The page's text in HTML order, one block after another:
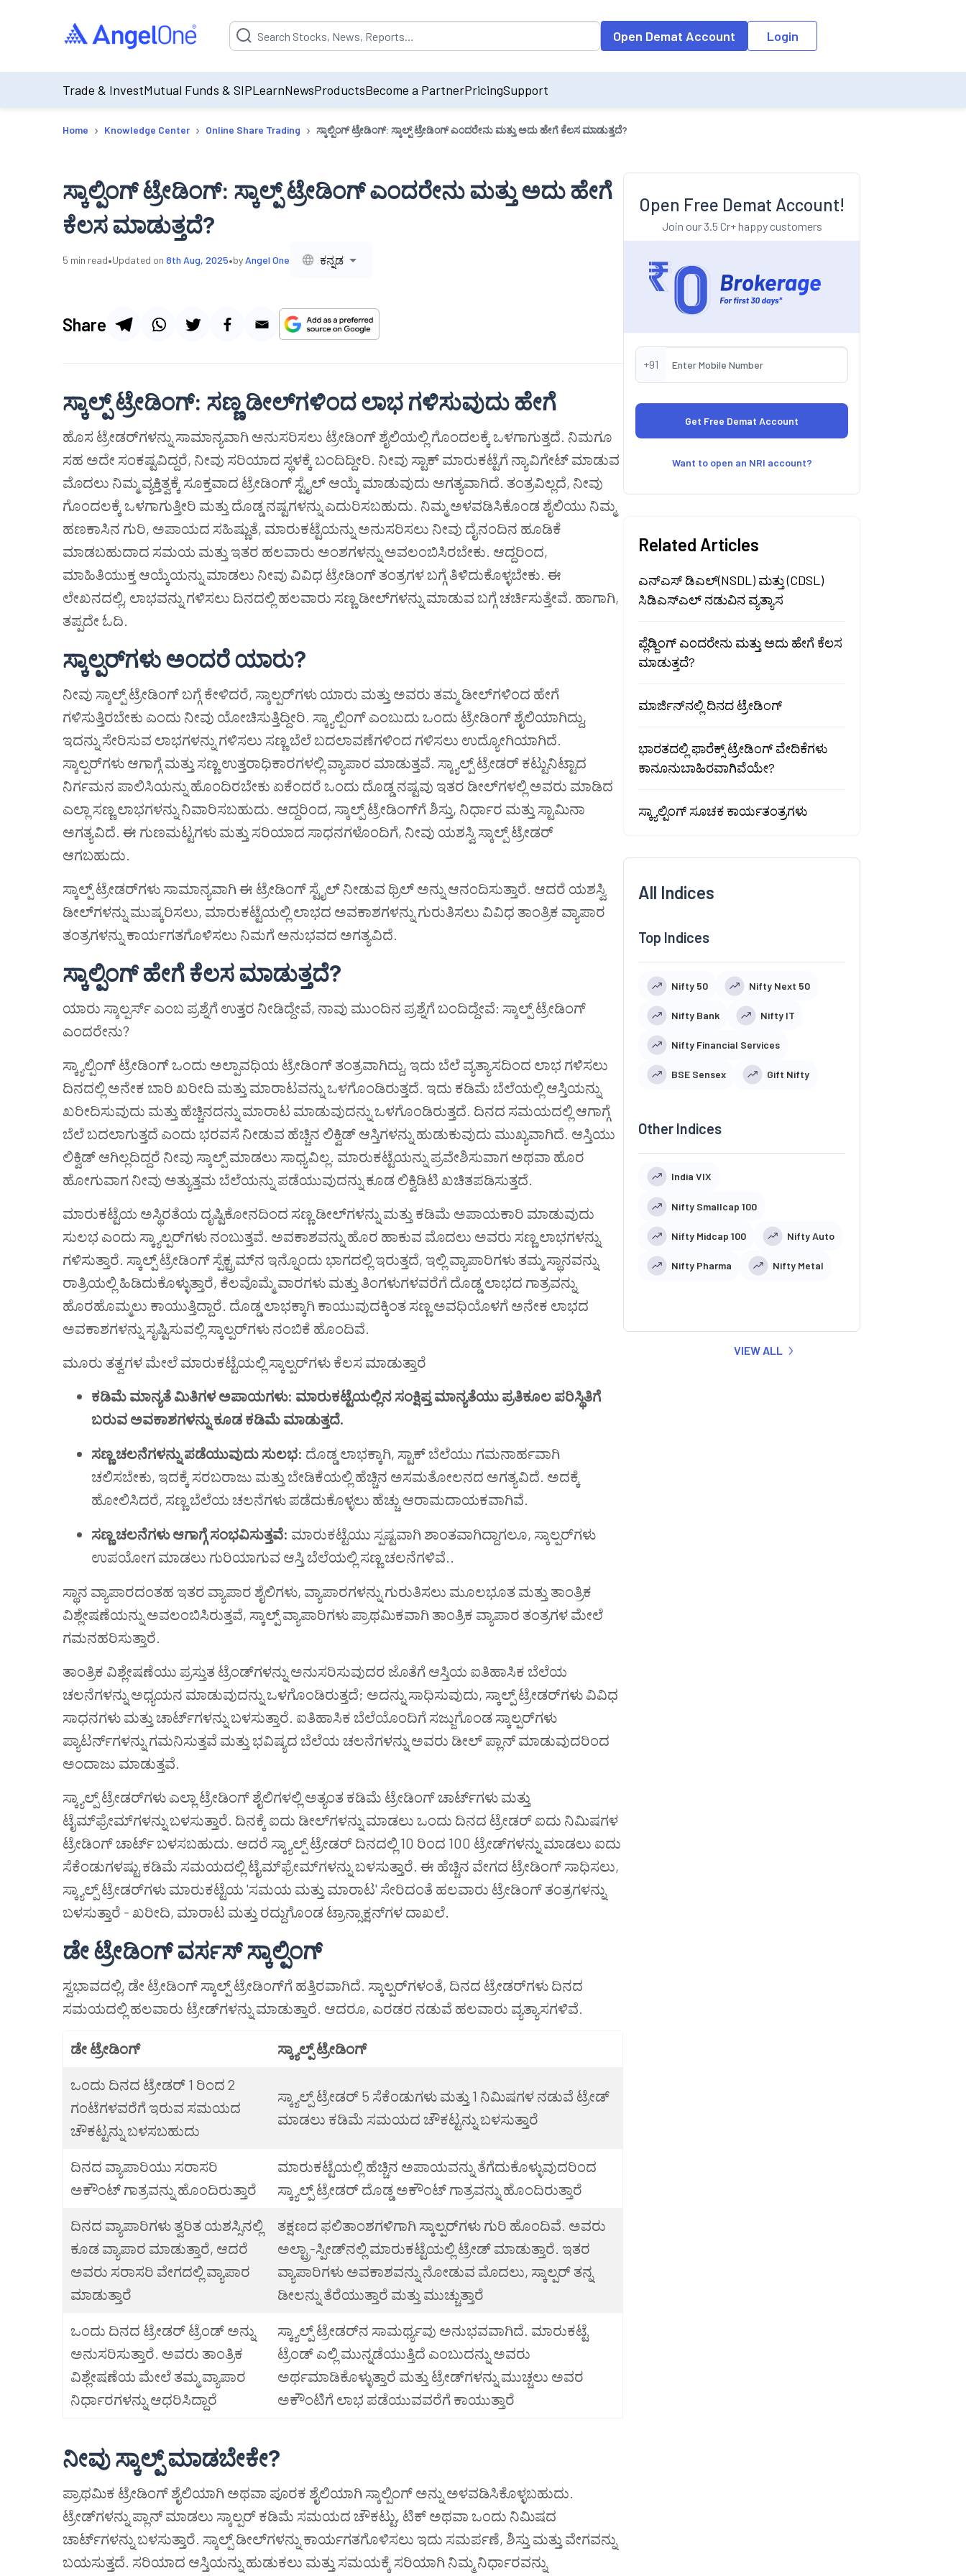
Suggestion will be populated by default on accessing the input field. On entering data into the input field, the suggestion list will be updated as per the
Open Demat Account Login
Trade & InvestMutual Funds & SIPLearnNewsProductsBecome a PartnerPricingSupport
Home › Knowledge Center › Online Share Trading › ಸ್ಕಾಲ್ಪಿಂಗ್ ಟ್ರೇಡಿಂಗ್: ಸ್ಕಾಲ್ಪ್ ಟ್ರೇಡಿಂಗ್ ಎಂದರೇನು ಮತ್ತು ಅದು ಹೇಗೆ ಕೆಲಸ ಮಾಡುತ್ತದೆ?
ಸ್ಕಾಲ್ಪಿಂಗ್ ಟ್ರೇಡಿಂಗ್: ಸ್ಕಾಲ್ಪ್ ಟ್ರೇಡಿಂಗ್ ಎಂದರೇನು ಮತ್ತು ಅದು ಹೇಗೆ
ಕೆಲಸ ಮಾಡುತ್ತದೆ?
5 min read•Updated on 8th Aug, 2025•by Angel One ಕನ್ನಡ
Share
ಸ್ಕಾಲ್ಪ್ಟ್ರೇಡಿಂಗ್: ಸಣ್ಣಡೀಲ್ಗಳಿಂದಲಾಭ ಗಳಿಸುವುದುಹೇಗೆ
ಹೊಸ ಟ್ರೇಡರ್‌ಗಳನ್ನು ಸಾಮಾನ್ಯವಾಗಿ ಅನುಸರಿಸಲು ಟ್ರೇಡಿಂಗ್ ಶೈಲಿಯಲ್ಲಿ ಗೊಂದಲಕ್ಕೆ ಒಳಗಾಗುತ್ತದೆ. ನಿಮಗೂ
ಸಹ ಅದೇ ಸಂಕಷ್ಟವಿದ್ದರೆ, ನೀವು ಸರಿಯಾದ ಸ್ಥಳಕ್ಕೆ ಬಂದಿದ್ದೀರಿ. ನೀವು ಸ್ಟಾಕ್ ಮಾರುಕಟ್ಟೆಗೆ ನ್ಯಾವಿಗೇಟ್ ಮಾಡುವ
ಮೊದಲು ನಿಮ್ಮ ವ್ಯಕ್ತಿತ್ವಕ್ಕೆ ಸೂಕ್ತವಾದ ಟ್ರೇಡಿಂಗ್ ಸ್ಟೈಲ್ ಆಯ್ಕೆ ಮಾಡುವುದು ಅಗತ್ಯವಾಗಿದೆ. ತಂತ್ರವಿಲ್ಲದೆ, ನೀವು
ಗೊಂದಲಕ್ಕೆ ಒಳಗಾಗುತ್ತೀರಿ ಮತ್ತು ದೊಡ್ಡ ನಷ್ಟಗಳನ್ನು ಎದುರಿಸಬಹುದು. ನಿಮ್ಮ ಅಳವಡಿಸಿಕೊಂಡ ಶೈಲಿಯು ನಿಮ್ಮ
ಹಣಕಾಸಿನ ಗುರಿ, ಅಪಾಯದ ಸಹಿಷ್ಣುತೆ, ಮಾರುಕಟ್ಟೆಯನ್ನು ಅನುಸರಿಸಲು ನೀವು ದೈನಂದಿನ ಹೂಡಿಕೆ
ಮಾಡಬಹುದಾದ ಸಮಯ ಮತ್ತು ಇತರ ಹಲವಾರು ಅಂಶಗಳನ್ನು ಅವಲಂಬಿಸಿರಬೇಕು. ಆದ್ದರಿಂದ,
ಮಾಹಿತಿಯುಕ್ತ ಆಯ್ಕೆಯನ್ನು ಮಾಡಲು ನೀವು ವಿವಿಧ ಟ್ರೇಡಿಂಗ್ ತಂತ್ರಗಳ ಬಗ್ಗೆ ತಿಳಿದುಕೊಳ್ಳಬೇಕು. ಈ
ಲೇಖನದಲ್ಲಿ, ಲಾಭವನ್ನು ಗಳಿಸಲು ದಿನದಲ್ಲಿ ಹಲವಾರು ಸಣ್ಣ ಡೀಲ್‌ಗಳನ್ನು ಮಾಡುವ ಬಗ್ಗೆ ಚರ್ಚಿಸುತ್ತೇವೆ. ಹಾಗಾಗಿ,
ತಪ್ಪದೇ ಓದಿ.
ಸ್ಕಾಲ್ಪರ್ಗಳು ಅಂದರೆಯಾರು?
ನೀವು ಸ್ಕಾಲ್ಪ್ ಟ್ರೇಡಿಂಗ್ ಬಗ್ಗೆ ಕೇಳಿದರೆ, ಸ್ಕಾಲ್ಪರ್‌ಗಳು ಯಾರು ಮತ್ತು ಅವರು ತಮ್ಮ ಡೀಲ್‌ಗಳಿಂದ ಹೇಗೆ
ಗಳಿಸುತ್ತಿರಬೇಕು ಎಂದು ನೀವು ಯೋಚಿಸುತ್ತಿದ್ದೀರಿ. ಸ್ಕ್ಯಾಲ್ಪಿಂಗ್ ಎಂಬುದು ಒಂದು ಟ್ರೇಡಿಂಗ್ ಶೈಲಿಯಾಗಿದ್ದು,
ಇದನ್ನು ಸೇರಿಸುವ ಲಾಭಗಳನ್ನು ಗಳಿಸಲು ಸಣ್ಣ ಬೆಲೆ ಬದಲಾವಣೆಗಳಿಂದ ಗಳಿಸಲು ಉದ್ಯೋಗಿಯಾಗಿದೆ.
ಸ್ಕಾಲ್ಪರ್‌ಗಳು ಆಗಾಗ್ಗೆ ಮತ್ತು ಸಣ್ಣ ಉತ್ತರಾಧಿಕಾರಗಳಲ್ಲಿ ವ್ಯಾಪಾರ ಮಾಡುತ್ತವೆ. ಸ್ಕ್ಯಾಲ್ಪ್ ಟ್ರೇಡರ್ ಕಟ್ಟುನಿಟ್ಟಾದ
ನಿರ್ಗಮನ ಪಾಲಿಸಿಯನ್ನು ಹೊಂದಿರಬೇಕು ಏಕೆಂದರೆ ಒಂದು ದೊಡ್ಡ ನಷ್ಟವು ಇತರ ಡೀಲ್‌ಗಳಲ್ಲಿ ಅವರು ಮಾಡಿದ
ಎಲ್ಲಾ ಸಣ್ಣ ಲಾಭಗಳನ್ನು ನಿವಾರಿಸಬಹುದು. ಆದ್ದರಿಂದ, ಸ್ಕಾಲ್ಪ್ ಟ್ರೇಡಿಂಗ್‌ಗೆ ಶಿಸ್ತು, ನಿರ್ಧಾರ ಮತ್ತು ಸ್ಟಾಮಿನಾ
ಅಗತ್ಯವಿದೆ. ಈ ಗುಣಮಟ್ಟಗಳು ಮತ್ತು ಸರಿಯಾದ ಸಾಧನಗಳೊಂದಿಗೆ, ನೀವು ಯಶಸ್ವಿ ಸ್ಕಾಲ್ಪ್ ಟ್ರೇಡರ್
ಆಗಬಹುದು.
ಸ್ಕಾಲ್ಪ್ ಟ್ರೇಡರ್‌ಗಳು ಸಾಮಾನ್ಯವಾಗಿ ಈ ಟ್ರೇಡಿಂಗ್ ಸ್ಟೈಲ್ ನೀಡುವ ಥ್ರಿಲ್ ಅನ್ನು ಆನಂದಿಸುತ್ತಾರೆ. ಆದರೆ ಯಶಸ್ವಿ
ಡೀಲ್‌ಗಳನ್ನು ಮುಷ್ಕರಿಸಲು, ಮಾರುಕಟ್ಟೆಯಲ್ಲಿ ಲಾಭದ ಅವಕಾಶಗಳನ್ನು ಗುರುತಿಸಲು ವಿವಿಧ ತಾಂತ್ರಿಕ ವ್ಯಾಪಾರ
ತಂತ್ರಗಳನ್ನು ಕಾರ್ಯಗತಗೊಳಿಸಲು ನಿಮಗೆ ಅನುಭವದ ಅಗತ್ಯವಿದೆ.
ಸ್ಕಾಲ್ಪಿಂಗ್ಹೇಗೆಕೆಲಸಮಾಡುತ್ತದೆ?
ಯಾರು ಸ್ಕಾಲ್ಪರ್ಸ್ ಎಂಬ ಪ್ರಶ್ನೆಗೆ ಉತ್ತರ ನೀಡಿದ್ದೇವೆ, ನಾವು ಮುಂದಿನ ಪ್ರಶ್ನೆಗೆ ಬಂದಿದ್ದೇವೆ: ಸ್ಕಾಲ್ಪ್ ಟ್ರೇಡಿಂಗ್
ಎಂದರೇನು?
ಸ್ಕ್ಯಾಲ್ಪಿಂಗ್ ಟ್ರೇಡಿಂಗ್ ಒಂದು ಅಲ್ಪಾವಧಿಯ ಟ್ರೇಡಿಂಗ್ ತಂತ್ರವಾಗಿದ್ದು, ಇದು ಬೆಲೆ ವ್ಯತ್ಯಾಸದಿಂದ ಲಾಭ ಗಳಿಸಲು
ದಿನದಲ್ಲಿ ಅನೇಕ ಬಾರಿ ಖರೀದಿ ಮತ್ತು ಮಾರಾಟವನ್ನು ಒಳಗೊಂಡಿರುತ್ತದೆ. ಇದು ಕಡಿಮೆ ಬೆಲೆಯಲ್ಲಿ ಆಸ್ತಿಯನ್ನು
ಖರೀದಿಸುವುದು ಮತ್ತು ಹೆಚ್ಚಿನದನ್ನು ಮಾರಾಟ ಮಾಡುವುದನ್ನು ಒಳಗೊಂಡಿರುತ್ತದೆ. ದಿನದ ಸಮಯದಲ್ಲಿ ಆಗಾಗ್ಗೆ
ಬೆಲೆ ಬದಲಾಗುತ್ತದೆ ಎಂದು ಭರವಸೆ ನೀಡುವ ಹೆಚ್ಚಿನ ಲಿಕ್ವಿಡ್ ಆಸ್ತಿಗಳನ್ನು ಹುಡುಕುವುದು ಮುಖ್ಯವಾಗಿದೆ. ಆಸ್ತಿಯು
ಲಿಕ್ವಿಡ್ ಆಗಿಲ್ಲದಿದ್ದರೆ ನೀವು ಸ್ಕಾಲ್ಪ್ ಮಾಡಲು ಸಾಧ್ಯವಿಲ್ಲ. ಮಾರುಕಟ್ಟೆಯನ್ನು ಪ್ರವೇಶಿಸುವಾಗ ಅಥವಾ ಹೊರ
ಹೋಗುವಾಗ ನೀವು ಅತ್ಯುತ್ತಮ ಬೆಲೆಯನ್ನು ಪಡೆಯುವುದನ್ನು ಕೂಡ ಲಿಕ್ವಿಡಿಟಿ ಖಚಿತಪಡಿಸುತ್ತದೆ.
ಮಾರುಕಟ್ಟೆಯ ಅಸ್ಥಿರತೆಯ ದೃಷ್ಟಿಕೋನದಿಂದ ಸಣ್ಣ ಡೀಲ್‌ಗಳನ್ನು ಮತ್ತು ಕಡಿಮೆ ಅಪಾಯಕಾರಿ ಮಾಡುವುದು
ಸುಲಭ ಎಂದು ಸ್ಕ್ಯಾಲ್ಪರ್‌ಗಳು ನಂಬುತ್ತವೆ. ಅವಕಾಶವನ್ನು ಹೊರ ಹಾಕುವ ಮೊದಲು ಅವರು ಸಣ್ಣ ಲಾಭಗಳನ್ನು
ಗಳಿಸುತ್ತಾರೆ. ಸ್ಕಾಲ್ಪ್ ಟ್ರೇಡಿಂಗ್ ಸ್ಪೆಕ್ಟ್ರಮ್‌ನ ಇನ್ನೊಂದು ಭಾಗದಲ್ಲಿ ಇರುತ್ತದೆ, ಇಲ್ಲಿ ವ್ಯಾಪಾರಿಗಳು ತಮ್ಮ ಸ್ಥಾನವನ್ನು
ರಾತ್ರಿಯಲ್ಲಿ ಹಿಡಿದುಕೊಳ್ಳುತ್ತಾರೆ, ಕೆಲವೊಮ್ಮೆ ವಾರಗಳು ಮತ್ತು ತಿಂಗಳುಗಳವರೆಗೆ ದೊಡ್ಡ ಲಾಭದ ಗಾತ್ರವನ್ನು
ಹೊರಹೊಮ್ಮಲು ಕಾಯುತ್ತಿದ್ದಾರೆ. ದೊಡ್ಡ ಲಾಭಕ್ಕಾಗಿ ಕಾಯುವುದಕ್ಕಿಂತ ಸಣ್ಣ ಅವಧಿಯೊಳಗೆ ಅನೇಕ ಲಾಭದ
ಅವಕಾಶಗಳನ್ನು ಸೃಷ್ಟಿಸುವಲ್ಲಿ ಸ್ಕಾಲ್ಪರ್‌ಗಳು ನಂಬಿಕೆ ಹೊಂದಿವೆ.
ಮೂರು ತತ್ವಗಳ ಮೇಲೆ ಮಾರುಕಟ್ಟೆಯಲ್ಲಿ ಸ್ಕಾಲ್ಪರ್‌ಗಳು ಕೆಲಸ ಮಾಡುತ್ತಾರೆ
ಕಡಿಮೆ ಮಾನ್ಯತೆ ಮಿತಿಗಳ ಅಪಾಯಗಳು: ಮಾರುಕಟ್ಟೆಯಲ್ಲಿನ ಸಂಕ್ಷಿಪ್ತ ಮಾನ್ಯತೆಯು ಪ್ರತಿಕೂಲ ಪರಿಸ್ಥಿತಿಗೆ
ಬರುವ ಅವಕಾಶಗಳನ್ನು ಕೂಡ ಕಡಿಮೆ ಮಾಡುತ್ತದೆ.
ಸಣ್ಣಚಲನೆಗಳನ್ನು ಪಡೆಯುವುದು ಸುಲಭ: ದೊಡ್ಡ ಲಾಭಕ್ಕಾಗಿ, ಸ್ಟಾಕ್ ಬೆಲೆಯು ಗಮನಾರ್ಹವಾಗಿ
ಚಲಿಸಬೇಕು, ಇದಕ್ಕೆ ಸರಬರಾಜು ಮತ್ತು ಬೇಡಿಕೆಯಲ್ಲಿ ಹೆಚ್ಚಿನ ಅಸಮತೋಲನದ ಅಗತ್ಯವಿದೆ. ಅದಕ್ಕೆ
ಹೋಲಿಸಿದರೆ, ಸಣ್ಣ ಬೆಲೆಯ ಚಲನೆಗಳು ಪಡೆದುಕೊಳ್ಳಲು ಹೆಚ್ಚು ಆರಾಮದಾಯಕವಾಗಿವೆ.
ಸಣ್ಣಚಲನೆಗಳು ಆಗಾಗ್ಗೆ ಸಂಭವಿಸುತ್ತವೆ: ಮಾರುಕಟ್ಟೆಯು ಸ್ಪಷ್ಟವಾಗಿ ಶಾಂತವಾಗಿದ್ದಾಗಲೂ, ಸ್ಕಾಲ್ಪರ್‌ಗಳು
ಉಪಯೋಗ ಮಾಡಲು ಗುರಿಯಾಗುವ ಆಸ್ತಿ ಬೆಲೆಯಲ್ಲಿ ಸಣ್ಣ ಚಲನೆಗಳಿವೆ..
ಸ್ಥಾನ ವ್ಯಾಪಾರದಂತಹ ಇತರ ವ್ಯಾಪಾರ ಶೈಲಿಗಳು, ವ್ಯಾಪಾರಗಳನ್ನು ಗುರುತಿಸಲು ಮೂಲಭೂತ ಮತ್ತು ತಾಂತ್ರಿಕ
ವಿಶ್ಲೇಷಣೆಯನ್ನು ಅವಲಂಬಿಸಿರುತ್ತವೆ, ಸ್ಕಾಲ್ಪ್ ವ್ಯಾಪಾರಿಗಳು ಪ್ರಾಥಮಿಕವಾಗಿ ತಾಂತ್ರಿಕ ವ್ಯಾಪಾರ ತಂತ್ರಗಳ ಮೇಲೆ
ಗಮನಹರಿಸುತ್ತಾರೆ.
ತಾಂತ್ರಿಕ ವಿಶ್ಲೇಷಣೆಯು ಪ್ರಸ್ತುತ ಟ್ರೆಂಡ್‌ಗಳನ್ನು ಅನುಸರಿಸುವುದರ ಜೊತೆಗೆ ಆಸ್ತಿಯ ಐತಿಹಾಸಿಕ ಬೆಲೆಯ
ಚಲನೆಗಳನ್ನು ಅಧ್ಯಯನ ಮಾಡುವುದನ್ನು ಒಳಗೊಂಡಿರುತ್ತದೆ; ಅದನ್ನು ಸಾಧಿಸುವುದು, ಸ್ಕಾಲ್ಪ್ ಟ್ರೇಡರ್‌ಗಳು ವಿವಿಧ
ಸಾಧನಗಳು ಮತ್ತು ಚಾರ್ಟ್‌ಗಳನ್ನು ಬಳಸುತ್ತಾರೆ. ಐತಿಹಾಸಿಕ ಬೆಲೆಯೊಂದಿಗೆ ಸಜ್ಜುಗೊಂಡ ಸ್ಕಾಲ್ಪರ್‌ಗಳು
ಪ್ಯಾಟರ್ನ್‌ಗಳನ್ನು ಗಮನಿಸುತ್ತವೆ ಮತ್ತು ಭವಿಷ್ಯದ ಬೆಲೆಯ ಚಲನೆಗಳನ್ನು ಅವರು ಡೀಲ್ ಪ್ಲಾನ್ ಮಾಡುವುದರಿಂದ
ಅಂದಾಜು ಮಾಡುತ್ತವೆ.
ಸ್ಕ್ಯಾಲ್ಪ್ ಟ್ರೇಡರ್‌ಗಳು ಎಲ್ಲಾ ಟ್ರೇಡಿಂಗ್ ಶೈಲಿಗಳಲ್ಲಿ ಅತ್ಯಂತ ಕಡಿಮೆ ಟ್ರೇಡಿಂಗ್ ಚಾರ್ಟ್‌ಗಳು ಮತ್ತು
ಟೈಮ್‌ಫ್ರೇಮ್‌ಗಳನ್ನು ಬಳಸುತ್ತಾರೆ. ದಿನಕ್ಕೆ ಐದು ಡೀಲ್‌ಗಳನ್ನು ಮಾಡಲು ಒಂದು ದಿನದ ಟ್ರೇಡರ್ ಐದು ನಿಮಿಷಗಳ
ಟ್ರೇಡಿಂಗ್ ಚಾರ್ಟ್ ಬಳಸಬಹುದು. ಆದರೆ ಸ್ಕ್ಯಾಲ್ಪ್ ಟ್ರೇಡರ್ ದಿನದಲ್ಲಿ 10 ರಿಂದ 100 ಟ್ರೇಡ್‌ಗಳನ್ನು ಮಾಡಲು ಐದು
ಸೆಕೆಂಡುಗಳಷ್ಟು ಕಡಿಮೆ ಸಮಯದಲ್ಲಿ ಟೈಮ್‌ಫ್ರೇಮ್‌ಗಳನ್ನು ಬಳಸುತ್ತಾರೆ. ಈ ಹೆಚ್ಚಿನ ವೇಗದ ಟ್ರೇಡಿಂಗ್ ಸಾಧಿಸಲು,
ಸ್ಕ್ಯಾಲ್ಪ್ ಟ್ರೇಡರ್‌ಗಳು ಮಾರುಕಟ್ಟೆಯ 'ಸಮಯ ಮತ್ತು ಮಾರಾಟ' ಸೇರಿದಂತೆ ಹಲವಾರು ಟ್ರೇಡಿಂಗ್ ತಂತ್ರಗಳನ್ನು
ಬಳಸುತ್ತಾರೆ - ಖರೀದಿ, ಮಾರಾಟ ಮತ್ತು ರದ್ದುಗೊಂಡ ಟ್ರಾನ್ಸಾಕ್ಷನ್‌ಗಳ ದಾಖಲೆ.
ಡೇಟ್ರೇಡಿಂಗ್ವರ್ಸಸ್ಸ್ಕಾಲ್ಪಿಂಗ್
ಸ್ವಭಾವದಲ್ಲಿ, ಡೇ ಟ್ರೇಡಿಂಗ್ ಸ್ಕಾಲ್ಪ್ ಟ್ರೇಡಿಂಗ್‌ಗೆ ಹತ್ತಿರವಾಗಿದೆ. ಸ್ಕಾಲ್ಪರ್‌ಗಳಂತೆ, ದಿನದ ಟ್ರೇಡರ್‌ಗಳು ದಿನದ
ಸಮಯದಲ್ಲಿ ಹಲವಾರು ಟ್ರೇಡ್‌ಗಳನ್ನು ಮಾಡುತ್ತಾರೆ. ಆದರೂ, ಎರಡರ ನಡುವೆ ಹಲವಾರು ವ್ಯತ್ಯಾಸಗಳಿವೆ.
ಡೇ ಟ್ರೇಡಿಂಗ್ ಸ್ಕ್ಯಾಲ್ಪ್ ಟ್ರೇಡಿಂಗ್‌
ಒಂದು ದಿನದ ಟ್ರೇಡರ್ 1 ರಿಂದ 2
ಗಂಟೆಗಳವರೆಗೆ ಇರುವ ಸಮಯದ
ಚೌಕಟ್ಟನ್ನು ಬಳಸಬಹುದು
ಸ್ಕ್ಯಾಲ್ಪ್ ಟ್ರೇಡರ್ 5 ಸೆಕೆಂಡುಗಳು ಮತ್ತು 1 ನಿಮಿಷಗಳ ನಡುವೆ ಟ್ರೇಡ್
ಮಾಡಲು ಕಡಿಮೆ ಸಮಯದ ಚೌಕಟ್ಟನ್ನು ಬಳಸುತ್ತಾರೆ
ದಿನದ ವ್ಯಾಪಾರಿಯು ಸರಾಸರಿ
ಅಕೌಂಟ್ ಗಾತ್ರವನ್ನು ಹೊಂದಿರುತ್ತಾರೆ
ಮಾರುಕಟ್ಟೆಯಲ್ಲಿ ಹೆಚ್ಚಿನ ಅಪಾಯವನ್ನು ತೆಗೆದುಕೊಳ್ಳುವುದರಿಂದ
ಸ್ಕ್ಯಾಲ್ಪ್ ಟ್ರೇಡರ್ ದೊಡ್ಡ ಅಕೌಂಟ್ ಗಾತ್ರವನ್ನು ಹೊಂದಿರುತ್ತಾರೆ
ದಿನದ ವ್ಯಾಪಾರಿಗಳು ತ್ವರಿತ ಯಶಸ್ಸಿನಲ್ಲಿ
ಕೂಡ ವ್ಯಾಪಾರ ಮಾಡುತ್ತಾರೆ, ಆದರೆ
ಅವರು ಸರಾಸರಿ ವೇಗದಲ್ಲಿ ವ್ಯಾಪಾರ
ಮಾಡುತ್ತಾರೆ
ತಕ್ಷಣದ ಫಲಿತಾಂಶಗಳಿಗಾಗಿ ಸ್ಕಾಲ್ಪರ್‌ಗಳು ಗುರಿ ಹೊಂದಿವೆ. ಅವರು
ಅಲ್ಟ್ರಾ-ಸ್ಪೀಡ್‌ನಲ್ಲಿ ಮಾರುಕಟ್ಟೆಯಲ್ಲಿ ಟ್ರೇಡ್ ಮಾಡುತ್ತಾರೆ. ಇತರ
ವ್ಯಾಪಾರಿಗಳು ಅವಕಾಶವನ್ನು ನೋಡುವ ಮೊದಲು, ಸ್ಕಾಲ್ಪರ್ ತನ್ನ
ಡೀಲನ್ನು ತೆರೆಯುತ್ತಾರೆ ಮತ್ತು ಮುಚ್ಚುತ್ತಾರೆ
ಒಂದು ದಿನದ ಟ್ರೇಡರ್ ಟ್ರೆಂಡ್ ಅನ್ನು
ಅನುಸರಿಸುತ್ತಾರೆ. ಅವರು ತಾಂತ್ರಿಕ
ವಿಶ್ಲೇಷಣೆಯ ಮೇಲೆ ತಮ್ಮ ವ್ಯಾಪಾರ
ನಿರ್ಧಾರಗಳನ್ನು ಆಧರಿಸಿದ್ದಾರೆ
ಸ್ಕ್ಯಾಲ್ಪ್ ಟ್ರೇಡರ್‌ನ ಸಾಮರ್ಥ್ಯವು ಅನುಭವವಾಗಿದೆ. ಮಾರುಕಟ್ಟೆ
ಟ್ರೆಂಡ್ ಎಲ್ಲಿ ಮುನ್ನಡೆಯುತ್ತಿದೆ ಎಂಬುದನ್ನು ಅವರು
ಅರ್ಥಮಾಡಿಕೊಳ್ಳುತ್ತಾರೆ ಮತ್ತು ಟ್ರೇಡ್‌ಗಳನ್ನು ಮುಚ್ಚಲು ಅವರ
ಅಕೌಂಟಿಗೆ ಲಾಭ ಪಡೆಯುವವರೆಗೆ ಕಾಯುತ್ತಾರೆ
ನೀವುಸ್ಕಾಲ್ಪ್ಮಾಡಬೇಕೇ?
ಪ್ರಾಥಮಿಕ ಟ್ರೇಡಿಂಗ್ ಶೈಲಿಯಾಗಿ ಅಥವಾ ಪೂರಕ ಶೈಲಿಯಾಗಿ ಸ್ಕಾಲ್ಪಿಂಗ್ ಅನ್ನು ಅಳವಡಿಸಿಕೊಳ್ಳಬಹುದು.
ಟ್ರೇಡ್‌ಗಳನ್ನು ಪ್ಲಾನ್ ಮಾಡಲು ಸ್ಕಾಲ್ಪರ್ ಕಡಿಮೆ ಸಮಯದ ಚೌಕಟ್ಟು, ಟಿಕ್ ಅಥವಾ ಒಂದು ನಿಮಿಷದ
ಚಾರ್ಟ್‌ಗಳನ್ನು ಬಳಸುತ್ತಾರೆ. ಸ್ಕಾಲ್ಪ್ ಡೀಲ್‌ಗಳನ್ನು ಕಾರ್ಯಗತಗೊಳಿಸಲು ಇದು ಸಮರ್ಪಣೆ, ಶಿಸ್ತು ಮತ್ತು ವೇಗವನ್ನು
ಬಯಸುತ್ತದೆ. ಸರಿಯಾದ ಆಸ್ತಿಯನ್ನು ಹುಡುಕಲು ಮತ್ತು ಸಮಯಕ್ಕೆ ಸರಿಯಾಗಿ ನಿಮ್ಮ ನಿರ್ಧಾರವನ್ನು
Open Free Demat Account!
Join our 3.5 Cr+ happy customers
+91
Want to open an NRI account?
Related Articles
ಎನ್ಎಸ್ ಡಿಎಲ್(NSDL) ಮತ್ತು (CDSL)
ಸಿಡಿಎಸ್ಎಲ್ ನಡುವಿನ ವ್ಯತ್ಯಾಸ
ಪ್ಲೆಡ್ಜಿಂಗ್ ಎಂದರೇನು ಮತ್ತು ಅದು ಹೇಗೆ ಕೆಲಸ
ಮಾಡುತ್ತದೆ?
ಮಾರ್ಜಿನ್‌ನಲ್ಲಿ ದಿನದ ಟ್ರೇಡಿಂಗ್
ಭಾರತದಲ್ಲಿ ಫಾರೆಕ್ಸ್ ಟ್ರೇಡಿಂಗ್ ವೇದಿಕೆಗಳು
ಕಾನೂನುಬಾಹಿರವಾಗಿವೆಯೇ?
ಸ್ಕ್ಯಾಲ್ಪಿಂಗ್ ಸೂಚಕ ಕಾರ್ಯತಂತ್ರಗಳು
All Indices
Top Indices
Nifty 50 Nifty Next 50
Nifty Bank Nifty IT
Nifty Financial Services
BSE Sensex Gift Nifty
Other Indices
India VIX
Nifty Smallcap 100
Nifty Midcap 100 Nifty Auto
Nifty Pharma Nifty Metal
VIEW ALL